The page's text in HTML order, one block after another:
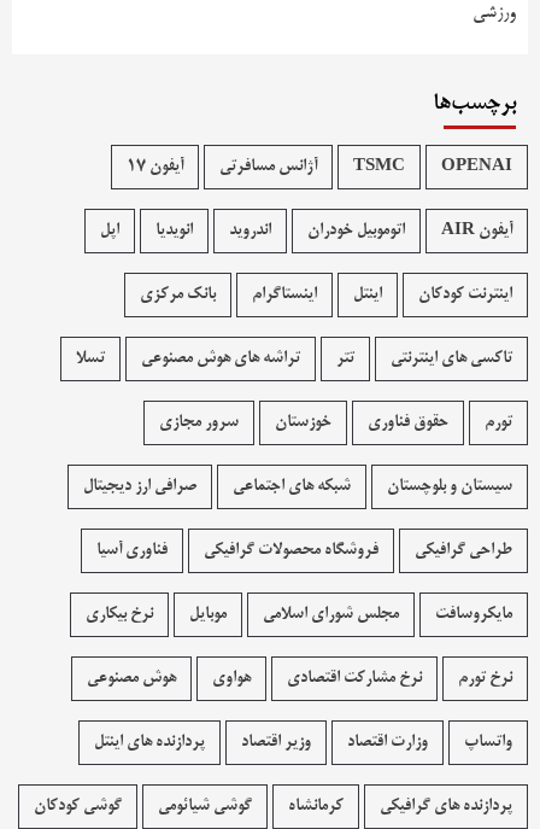
ورزشی
برچسب‌ها
OPENAI
TSMC آژانس مسافرتی آیفون 17
آیفون AIR اتوموبیل خودران اندروید انویدیا اپل
اینترنت کودکان اینتل اینستاگرام بانک مرکزی
تاکسی های اینترنتی تتر تراشه های هوش مصنوعی تسلا
تورم حقوق فناوری خوزستان سرور مجازی
سیستان و بلوچستان شبکه های اجتماعی صرافی ارز دیجیتال
طراحی گرافیکی فروشگاه محصولات گرافيکی فناوری آسیا
مایکروسافت مجلس شورای اسلامی موبایل نرخ بیکاری
نرخ تورم نرخ مشارکت اقتصادی هواوی هوش مصنوعی
واتساپ وزارت اقتصاد وزیر اقتصاد پردازنده های اینتل
پردازنده های گرافیکی کرمانشاه گوشی شیائومی گوشی کودکان